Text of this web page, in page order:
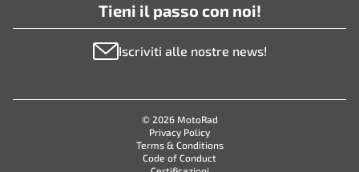
Tieni il passo con noi!
Iscriviti alle nostre news!
© 2026 MotoRad
Privacy Policy
Terms & Conditions
Code of Conduct